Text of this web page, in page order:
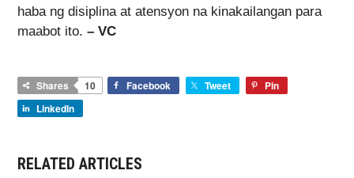
haba ng disiplina at atensyon na kinakailangan para
maabot ito. – VC
Shares 10 Facebook Tweet
Pin
LinkedIn
RELATED ARTICLES